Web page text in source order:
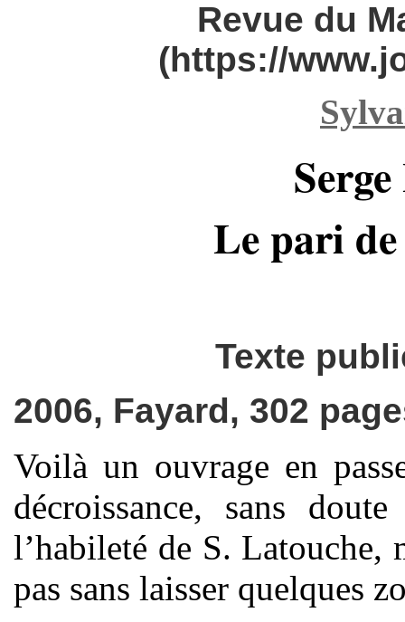
Revue du
(https://
Le pari de
Texte
2006, Fayard, 302
Voilà un ouvrage en
décroissance, sans
l’habileté de S. Latouche,
pas sans laisser quelques